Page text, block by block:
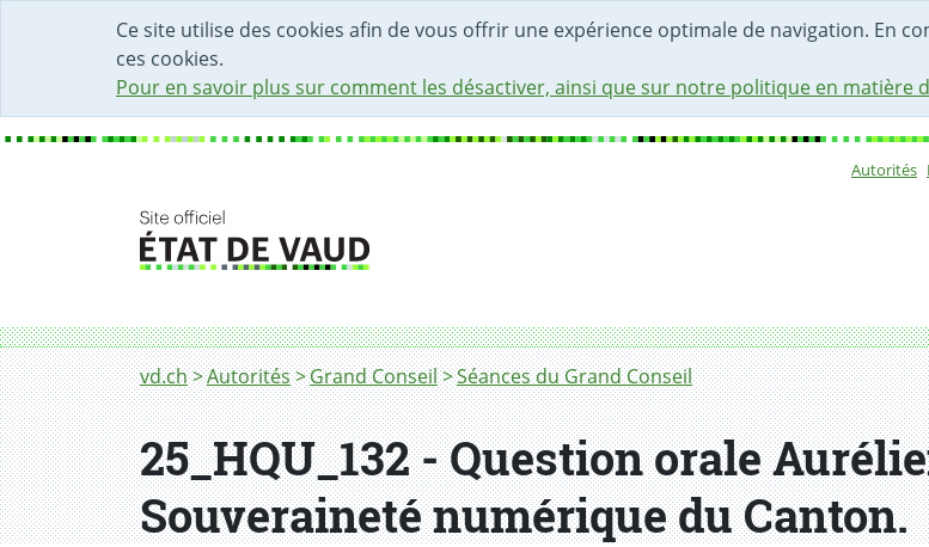
Ce site utilise des cookies afin de vous offrir une expérience optimale de navigation. En
ces cookies.
Pour en savoir plus sur comment les désactiver, ainsi que sur notre politique en matière
DÉBUT DU CONTENU DE LA PAGE
ACCÈS AU CHAMP DE RECHERCHE
PAGE D'ACCUEIL
FORMULAIRE DE CONTACT
Autorités
Fil d'Ariane
vd.ch Autorités Grand Conseil Séances du Grand Conseil
25_HQU_132 - Question orale
Souveraineté numérique du Canton.